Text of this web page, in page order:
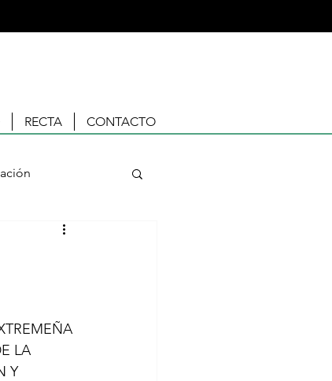
RECTA CONTACTO
LA
Y